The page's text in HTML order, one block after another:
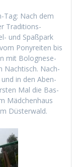
Tag: Nach dem
Tra­di­tions-
und Spaß­park
Ponyre­it­en bis
mit Bolog­nese-
Nachtisch. Nach­
in den Aben­
Mal die Bas­
Mäd­chen­haus
Düsterwald.